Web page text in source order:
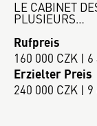
LE CABINET
PLUSIEURS…
Rufpreis
160 000 CZK | 6
Erzielter Preis
240 000 CZK | 9